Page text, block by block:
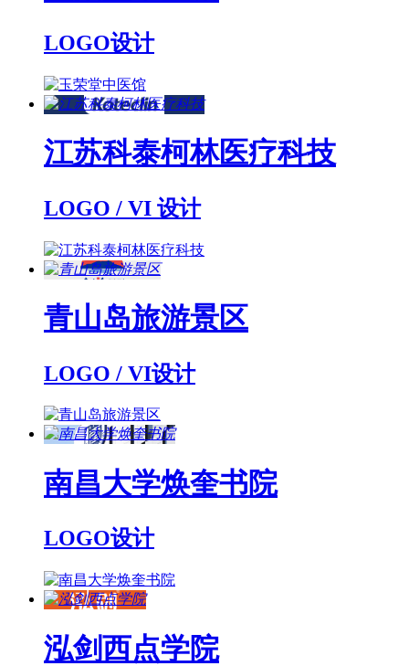
LOGO设计
江苏科泰柯林医疗科技
LOGO / VI 设计
青山岛旅游景区
LOGO / VI设计
南昌大学焕奎书院
LOGO设计
泓剑西点学院